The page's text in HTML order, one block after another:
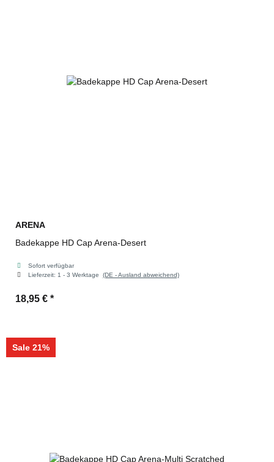
ARENA
Badekappe HD Cap Arena-Desert
Sofort verfügbar
Lieferzeit: 1 - 3 Werktage (DE - Ausland abweichend)
18,95 € *
Sale 21%